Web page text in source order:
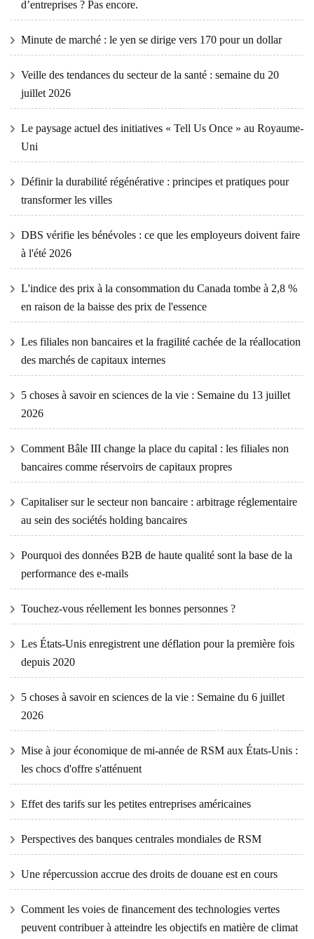
d’entreprises ? Pas encore.
Minute de marché : le yen se dirige vers 170 pour un dollar
Veille des tendances du secteur de la santé : semaine du 20
juillet 2026
Le paysage actuel des initiatives « Tell Us Once » au Royaume-
Uni
Définir la durabilité régénérative : principes et pratiques pour
transformer les villes
DBS vérifie les bénévoles : ce que les employeurs doivent faire
à l'été 2026
L'indice des prix à la consommation du Canada tombe à 2,8 %
en raison de la baisse des prix de l'essence
Les filiales non bancaires et la fragilité cachée de la réallocation
des marchés de capitaux internes
5 choses à savoir en sciences de la vie : Semaine du 13 juillet
2026
Comment Bâle III change la place du capital : les filiales non
bancaires comme réservoirs de capitaux propres
Capitaliser sur le secteur non bancaire : arbitrage réglementaire
au sein des sociétés holding bancaires
Pourquoi des données B2B de haute qualité sont la base de la
performance des e-mails
Touchez-vous réellement les bonnes personnes ?
Les États-Unis enregistrent une déflation pour la première fois
depuis 2020
5 choses à savoir en sciences de la vie : Semaine du 6 juillet
2026
Mise à jour économique de mi-année de RSM aux États-Unis :
les chocs d'offre s'atténuent
Effet des tarifs sur les petites entreprises américaines
Perspectives des banques centrales mondiales de RSM
Une répercussion accrue des droits de douane est en cours
Comment les voies de financement des technologies vertes
peuvent contribuer à atteindre les objectifs en matière de climat